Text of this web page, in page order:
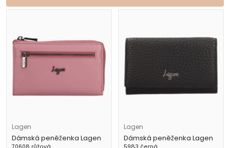
Lagen
Dámská peněženka Lagen
Lagen
Dámská peněženka Lagen